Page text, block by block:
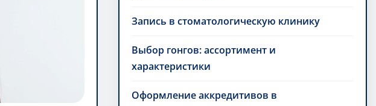
Запись в стоматологическую клинику
Выбор гонгов: ассортимент и
характеристики
Оформление аккредитивов в